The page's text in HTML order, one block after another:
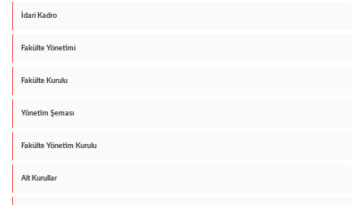
İdari Kadro
Fakülte Yönetimi
Fakülte Kurulu
Yönetim Şeması
Fakülte Yönetim Kurulu
Alt Kurullar